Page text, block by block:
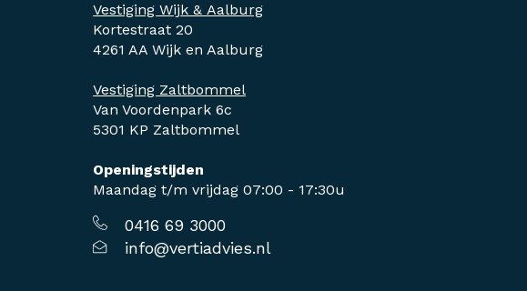
Vestiging Wijk & Aalburg
Kortestraat 20
4261 AA Wijk en Aalburg
Vestiging Zaltbommel
Van Voordenpark 6c
5301 KP Zaltbommel
Openingstijden
Maandag t/m vrijdag 07:00 - 17:30u
0416 69 3000
info@vertiadvies.nl